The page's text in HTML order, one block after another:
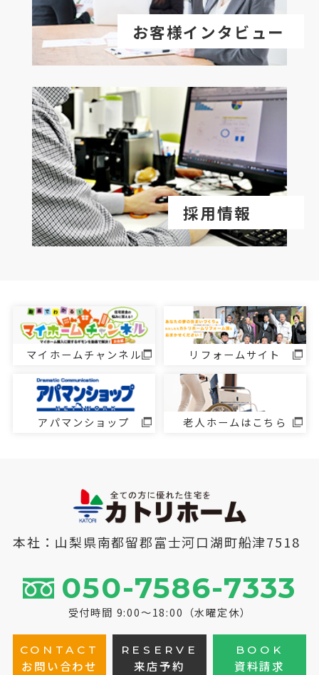
お客様インタビュー
採用情報
マイホームチャンネル リフォームサイト
アパマンショップ 老人ホームはこちら
本社：山梨県南都留郡富士河口湖町船津7518
050-7586-7333
受付時間 9:00～18:00（水曜定休）
CONTACT
お問い合わせ
RESERVE
来店予約
BOOK
資料請求